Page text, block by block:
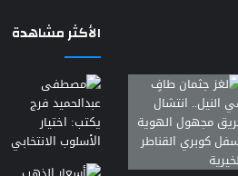
الأكثر مشاهدة